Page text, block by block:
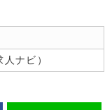
ナビ）